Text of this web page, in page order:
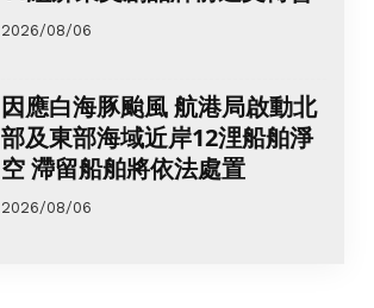
2026/08/06
因應白海豚颱風 航港局啟動北
部及東部海域近岸12浬船舶淨
空 滯留船舶將依法處置
2026/08/06